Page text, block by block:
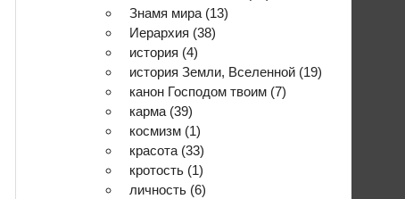
Знамя мира (13)
Иерархия (38)
история (4)
история Земли, Вселенной (19)
канон Господом твоим (7)
карма (39)
космизм (1)
красота (33)
кротость (1)
личность (6)